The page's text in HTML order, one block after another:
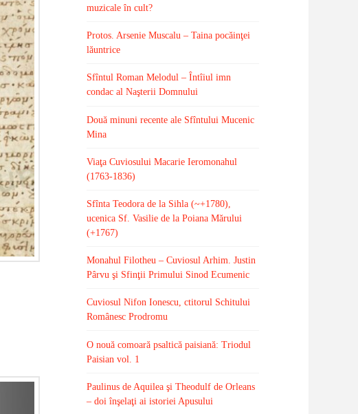
muzicale în cult?
Protos. Arsenie Muscalu – Taina pocăinţei
lăuntrice
Sfîntul Roman Melodul – Întîiul imn
condac al Naşterii Domnului
Două minuni recente ale Sfîntului Mucenic
Mina
Viaţa Cuviosului Macarie Ieromonahul
(1763-1836)
Sfînta Teodora de la Sihla (~+1780),
ucenica Sf. Vasilie de la Poiana Mărului
(+1767)
Monahul Filotheu – Cuviosul Arhim. Justin
Pârvu şi Sfinţii Primului Sinod Ecumenic
Cuviosul Nifon Ionescu, ctitorul Schitului
Românesc Prodromu
O nouă comoară psaltică paisiană: Triodul
Paisian vol. 1
Paulinus de Aquilea şi Theodulf de Orleans
– doi înşelaţi ai istoriei Apusului